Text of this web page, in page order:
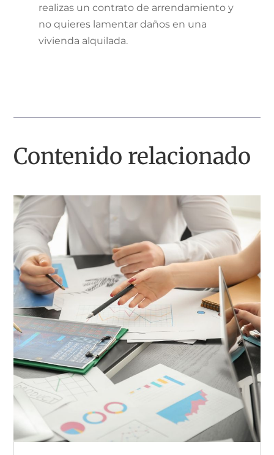
realizas un contrato de arrendamiento y
no quieres lamentar daños en una
vivienda alquilada.
Contenido relacionado